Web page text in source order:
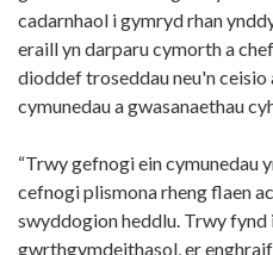
cadarnhaol i gymryd rhan
eraill yn darparu cymorth a
dioddef troseddau neu'n
cymunedau a gwasanaethau
“Trwy gefnogi ein cymunedau
cefnogi plismona rheng flaen
swyddogion heddlu. Trwy
gwrthgymdeithasol, er